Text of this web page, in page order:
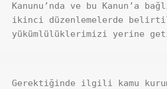
Kanunu’nda ve bu Kanun’a
ikinci düzenlemelerde
yükümlülüklerimizi yerine
Gerektiğinde ilgili kamu